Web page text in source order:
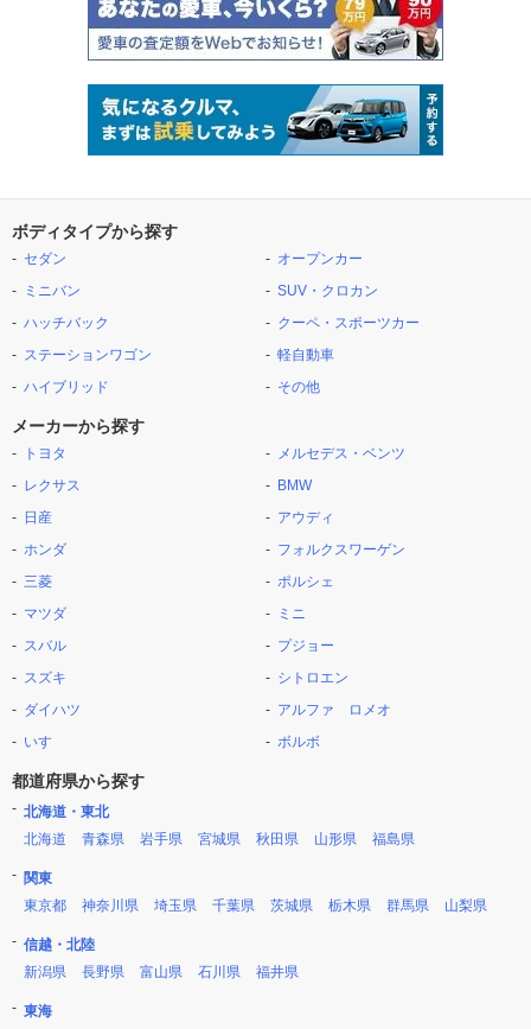
ボディタイプから探す
セダン
ミニバン
ハッチバック
ステーションワゴン
ハイブリッド
オープンカー
SUV・クロカン
クーペ・スポーツカー
軽自動車
その他
メーカーから探す
トヨタ
レクサス
日産
ホンダ
三菱
マツダ
スバル
スズキ
ダイハツ
いすゞ
メルセデス・ベンツ
BMW
アウディ
フォルクスワーゲン
ポルシェ
ミニ
プジョー
シトロエン
アルファ ロメオ
ボルボ
都道府県から探す
北海道・東北
北海道
青森県 岩手県 宮城県 秋田県 山形県 福島県
関東
東京都
神奈川県 埼玉県 千葉県 茨城県 栃木県 群馬県 山梨県
信越・北陸
新潟県
長野県 富山県 石川県 福井県
東海